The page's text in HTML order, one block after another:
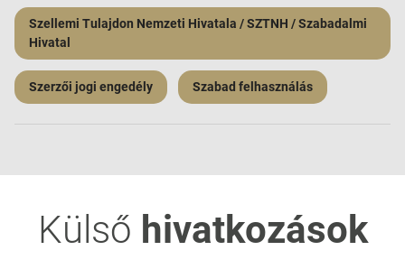
Szellemi Tulajdon Nemzeti Hivatala / SZTNH / Szabadalmi
Hivatal
Szerzői jogi engedély Szabad felhasználás
Külső hivatkozások